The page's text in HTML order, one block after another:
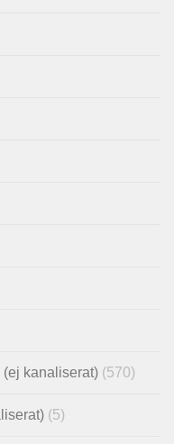
kanaliserat) (570)
(5)